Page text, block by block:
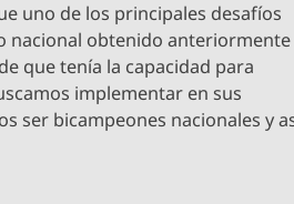
uno de los principales desafíos
nacional obtenido anteriormente
que tenía la capacidad para
implementar en sus
ser bicampeones nacionales y